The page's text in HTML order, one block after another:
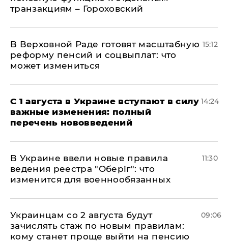
транзакциям – Гороховский
В Верховной Раде готовят масштабную
реформу пенсий и соцвыплат: что
может измениться
15:12
С 1 августа в Украине вступают в силу
важные изменения: полный
перечень нововведений
14:24
В Украине ввели новые правила
ведения реестра "Оберіг": что
изменится для военнообязанных
11:30
Украинцам со 2 августа будут
зачислять стаж по новым правилам:
кому станет проще выйти на пенсию
09:06